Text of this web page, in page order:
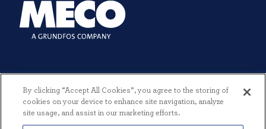
© 2026 MECO INCORPORATED. ALLE RETTIGHEDER FORBEHOLDES.
By clicking “Accept All Cookies”, you agree to the storing of
cookies on your device to enhance site navigation, analyze
site usage, and assist in our marketing efforts.